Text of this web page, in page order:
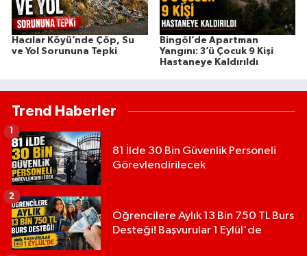
Hacılar Köyü’nde Çöp, Su
ve Yol Sorununa Tepki
Bingöl’de Apartman
Yangını: 3’ü Çocuk 9 Kişi
Hastaneye Kaldırıldı
Trend Haberler
81 İlde 30 Bin Güvenlik Personeli
Görevlendirilecek
Öğrencilere Aylık 13 Bin 750 TL Burs
Desteği! Başvurular 1 Eylül'de
2